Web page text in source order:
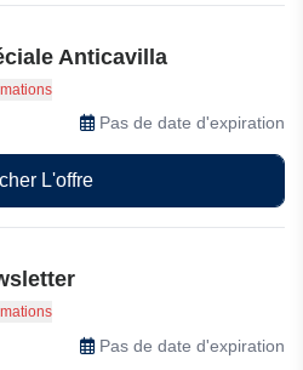
Anticavilla
exclusives chez Anticavilla
Pas de date d'expiration
L'offre
et recevez des offres
Pas de date d'expiration